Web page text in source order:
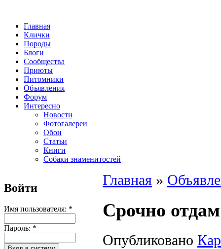
Главная
Клички
Породы
Блоги
Сообщества
Приюты
Питомники
Объявления
Форум
Интересно
Новости
Фотогалереи
Обои
Статьи
Книги
Собаки знаменитостей
Войти
Имя пользователя: *
Пароль: *
Главная »
Срочно
Опубликовано